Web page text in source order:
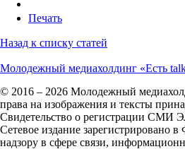
Печать
Назад к списку статей
Молодежный медиахолдинг «Есть
© 2016 – 2026 Молодежный
права на изображения и тексты
Свидетельство о регистрации СМИ
Сетевое издание зарегистрировано
надзору в сфере связи,